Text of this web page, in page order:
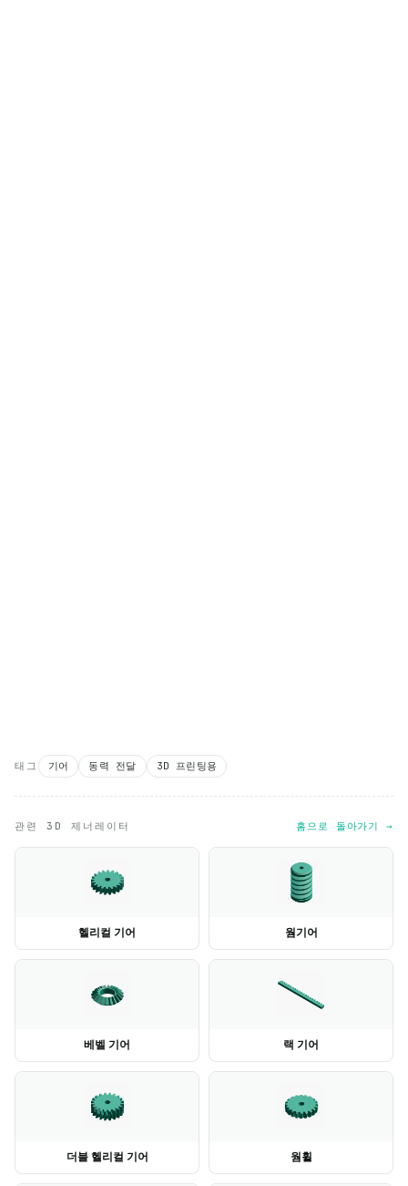
태그 기어 동력 전달 3D 프린팅용
관련 3D 제너레이터 홈으로 돌아가기 →
헬리컬 기어 웜기어
베벨 기어 랙 기어
더블 헬리컬 기어 웜휠